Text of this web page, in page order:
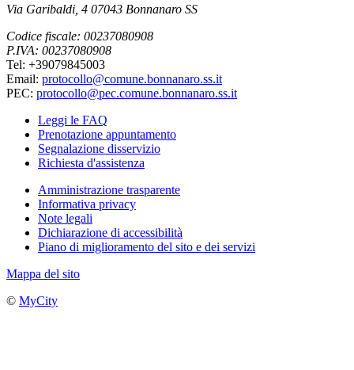
Via Garibaldi, 4 07043 Bonnanaro SS
Codice fiscale: 00237080908
P.IVA: 00237080908
Tel: +39079845003
Email: protocollo@comune.bonnanaro.ss.it
PEC: protocollo@pec.comune.bonnanaro.ss.it
Leggi le FAQ
Prenotazione appuntamento
Segnalazione disservizio
Richiesta d'assistenza
Amministrazione trasparente
Informativa privacy
Note legali
Dichiarazione di accessibilità
Piano di miglioramento del sito e dei servizi
Mappa del sito
© MyCity